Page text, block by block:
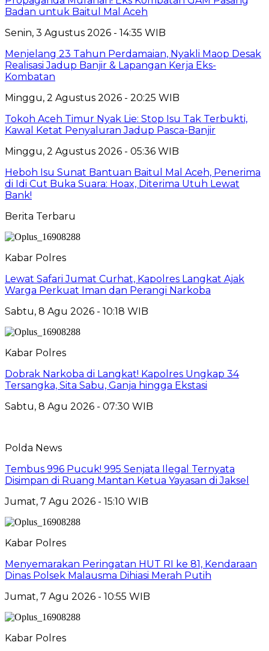
Badan untuk Baitul Mal Aceh
Senin, 3 Agustus 2026 - 14:35 WIB
Menjelang 23 Tahun Perdamaian, Nyakli Maop Desak
Realisasi Jadup Banjir & Lapangan Kerja Eks-
Kombatan
Minggu, 2 Agustus 2026 - 20:25 WIB
Tokoh Aceh Timur Nyak Lie: Stop Isu Tak Terbukti,
Kawal Ketat Penyaluran Jadup Pasca-Banjir
Minggu, 2 Agustus 2026 - 05:36 WIB
Heboh Isu Sunat Bantuan Baitul Mal Aceh, Penerima
di Idi Cut Buka Suara: Hoax, Diterima Utuh Lewat
Bank!
Berita Terbaru
Kabar Polres
Lewat Safari Jumat Curhat, Kapolres Langkat Ajak
Warga Perkuat Iman dan Perangi Narkoba
Sabtu, 8 Agu 2026 - 10:18 WIB
Kabar Polres
Dobrak Narkoba di Langkat! Kapolres Ungkap 34
Tersangka, Sita Sabu, Ganja hingga Ekstasi
Sabtu, 8 Agu 2026 - 07:30 WIB
Polda News
Tembus 996 Pucuk! 995 Senjata Ilegal Ternyata
Disimpan di Ruang Mantan Ketua Yayasan di Jaksel
Jumat, 7 Agu 2026 - 15:10 WIB
Kabar Polres
Menyemarakan Peringatan HUT RI ke 81, Kendaraan
Dinas Polsek Malausma Dihiasi Merah Putih
Jumat, 7 Agu 2026 - 10:55 WIB
Kabar Polres